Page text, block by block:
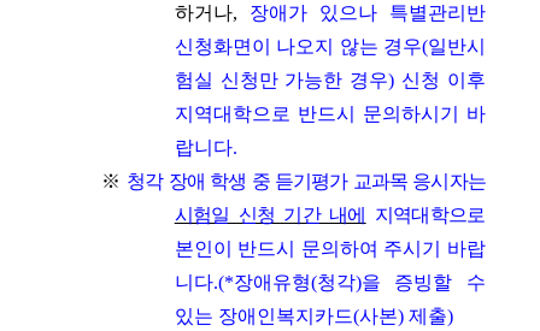
하거나, 장애가 있으나 특별관리반
신청화면이 나오지 않는 경우(일반시
험실 신청만 가능한 경우) 신청 이후
지역대학으로 반드시 문의하시기 바
랍니다.
※ 청각 장애 학생 중 듣기평가 교과목 응시자는
시험일 신청 기간 내에
지역대학으로
본인이 반드시 문의하여 주시기 바랍
니다.(*장애유형(청각)을 증빙할 수
있는 장애인복지카드(사본) 제출)